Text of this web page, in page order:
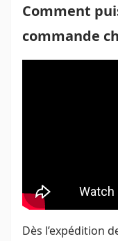
Comment
commande
Dès l’expédition